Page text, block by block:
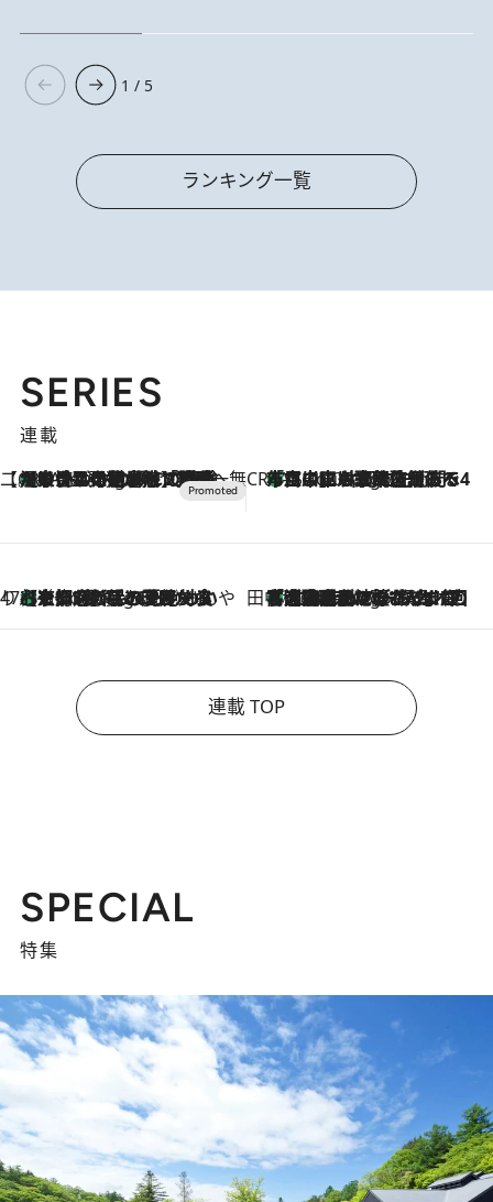
1 / 5
ランキング一覧
SERIES
連載
【CREA×星野リゾート】唯一無二。癒しと発見が待つ場所へ
1 Hour Ago
【トンボの足水浴】ヒノキの香りに包まれて涼感マックス！約13℃の湧水かけ流しを避暑地「星野温泉 トンボの湯」で体験 CREA'S CHOICE
3 Hours Ago
「立川にも歌舞伎があるんだよ」 片岡仁左衛門・市川中車ら豪華座組みで4年目の立川立飛歌舞伎へ
47都道府県の手みやげ ひんやりスイーツで夏を満喫
3 Hours Ago
【京都府】この夏絶対食べたい 冷やしておいしいおやつ3選 ひと口目から心を掴む新緑のテリーヌ 田中稲の勝手に再ブーム
8 Hours Ago
「湘南乃風に憧れて」観客大盛上がりの“タオル回し”に、ラッパー顔負けの高速歌唱まで…さだまさし（74）のアグレッシブすぎる現在地
連載 TOP
SPECIAL
特集